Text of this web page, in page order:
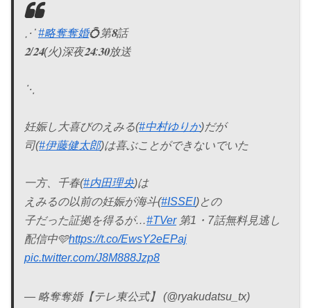
⋰#略奪奪婚💍第𝟖話
𝟐/𝟐𝟒(火)深夜𝟐𝟒:𝟑𝟎放送
⋱
妊娠し大喜びのえみる(#中村ゆりか)だが
司(#伊藤健太郎)は喜ぶことができないでいた
一方、千春(#内田理央)は
えみるの以前の妊娠が海斗(#ISSEI)との
子だった証拠を得るが…#TVer第1・7話無料見逃し
配信中🩵https://t.co/EwsY2eEPaj
pic.twitter.com/J8M888Jzp8
— 略奪奪婚【テレ東公式】 (@ryakudatsu_tx)